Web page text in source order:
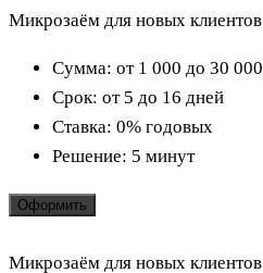
Микрозаём для новых клиентов
Сумма: от 1 000 до 30 000
Срок: от 5 до 16 дней
Ставка: 0% годовых
Решение: 5 минут
Оформить
Микрозаём для новых клиентов